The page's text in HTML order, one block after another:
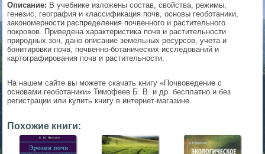
Описание: В учебнике изложены состав, свойства, режимы,
генезис, география и классификация почв, основы геоботаники,
закономерности распределения почвенного и растительного
покровов. Приведена характеристика почв и растительности
природных зон, дано описание земельных ресурсов, учета и
бонитировки почв, почвенно-ботанических исследований и
картографирования почв и растительности.
На нашем сайте вы можете скачать книгу «Почвоведение с
основами геоботаники» Тимофеев Б. В. и др. бесплатно и без
регистрации или купить книгу в интернет-магазине.
Похожие книги:
▼
▼
▼